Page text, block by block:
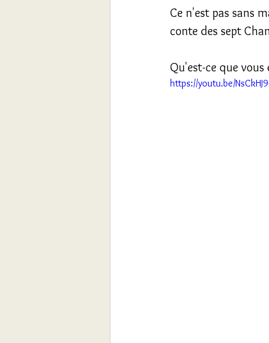
Ce n'est pas sans
conte des sept
Qu'est-ce que vous
https://youtu.be/